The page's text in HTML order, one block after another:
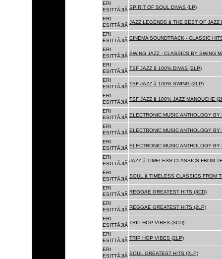
ERI
ESITTÃJIÃ SPIRIT OF SOUL DIVAS (LP)
ERI
ESITTÃJIÃ
JAZZ LEGENDS â THE BEST OF
ERI
ESITTÃJIÃ CINEMA SOUNDTRACK - CLASSIC
ERI
ESITTÃJIÃ SWING JAZZ - CLASSICS BY SWING
ERI
ESITTÃJIÃ
TSF JAZZ â 100% DIVAS (2LP)
ERI
ESITTÃJIÃ
TSF JAZZ â 100% SWING (2LP)
ERI
ESITTÃJIÃ
TSF JAZZ â 100% JAZZ MANOUCHE
ERI
ESITTÃJIÃ ELECTRONIC MUSIC ANTHOLOGY
ERI
ESITTÃJIÃ ELECTRONIC MUSIC ANTHOLOGY
ERI
ESITTÃJIÃ ELECTRONIC MUSIC ANTHOLOGY
ERI
ESITTÃJIÃ
JAZZ â TIMELESS CLASSICS FROM
ERI
ESITTÃJIÃ
SOUL â TIMELESS CLASSICS FROM
ERI
ESITTÃJIÃ REGGAE GREATEST HITS (3CD)
ERI
ESITTÃJIÃ REGGAE GREATEST HITS (2LP)
ERI
ESITTÃJIÃ TRIP HOP VIBES (3CD)
ERI
ESITTÃJIÃ TRIP HOP VIBES (2LP)
ERI
ESITTÃJIÃ SOUL GREATEST HITS (2LP)